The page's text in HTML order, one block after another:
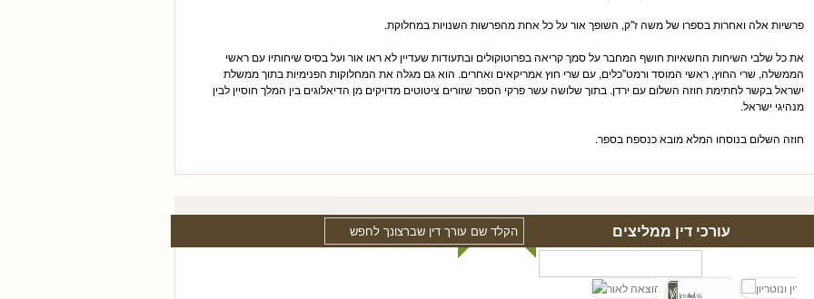
פרשיות אלה ואחרות בספרו של משה ז"ק, השופך אור על כל אחת מהפרשות השנויות במחלוקת.
את כל שלבי השיחות החשאיות חושף המחבר על סמך קריאה בפרוטוקולים ובתעודות שעדיין לא ראו אור ועל בסיס שיחותיו עם ראשי
הממשלה, שרי החוץ, ראשי המוסד ורמט"כלים, עם שרי חוץ אמריקאים ואחרים. הוא גם מגלה את המחלוקות הפנימיות בתוך ממשלת
ישראל בקשר לחתימת חוזה השלום עם ירדן. בתוך שלושה עשר פרקי הספר שזורים ציטוטים מדויקים מן הדיאלוגים בין המלך חוסיין לבין
מנהיגי ישראל.
חוזה השלום בנוסחו המלא מובא כנספח בספר.
עורכי דין ממליצים